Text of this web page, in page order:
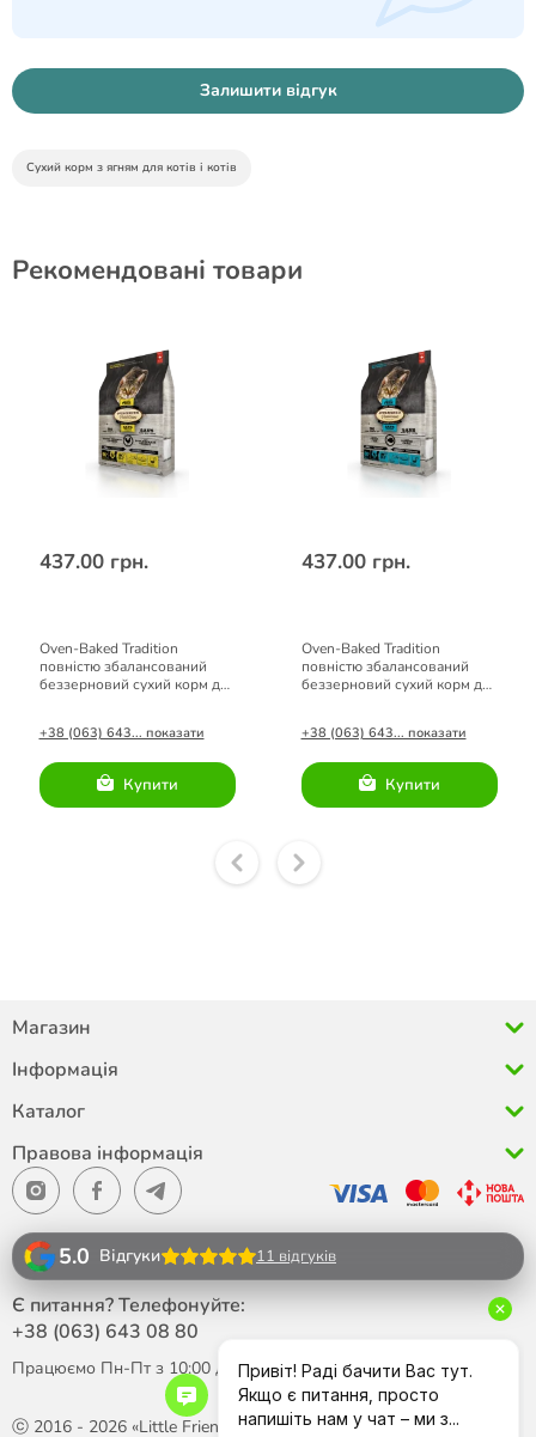
Залишити відгук
Сухий корм з ягням для котів і котів
Рекомендовані товари
437.00 грн.
Oven-Baked Tradition
повністю збалансований
беззерновий сухий корм для
+38 (063) 643... показати
Купити
437.00 грн.
Oven-Baked Tradition
повністю збалансований
беззерновий сухий корм для
+38 (063) 643... показати
Купити
Магазин
Інформація
Каталог
Правова інформація
ⓒ 2016 - 2026 «Little Friend»
5.0 Відгуки 11 відгуків
Є питання? Телефонуйте:
+38 (063) 643 08 80
Працюємо Пн-Пт з 10:00 до 18:00